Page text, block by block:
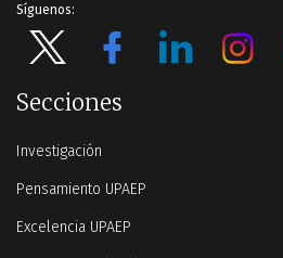
Síguenos:
Secciones
Investigación
Pensamiento UPAEP
Excelencia UPAEP